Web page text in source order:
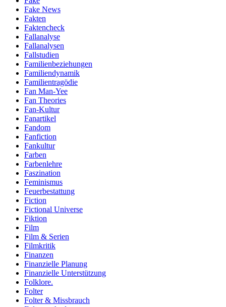
Fake News
Fakten
Faktencheck
Fallanalyse
Fallanalysen
Fallstudien
Familienbeziehungen
Familiendynamik
Familientragödie
Fan Man-Yee
Fan Theories
Fan-Kultur
Fanartikel
Fandom
Fanfiction
Fankultur
Farben
Farbenlehre
Faszination
Feminismus
Feuerbestattung
Fiction
Fictional Universe
Fiktion
Film
Film & Serien
Filmkritik
Finanzen
Finanzielle Planung
Finanzielle Unterstützung
Folklore.
Folter
Folter & Missbrauch